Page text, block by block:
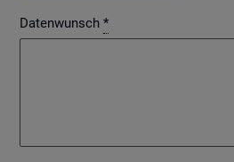
Datenwunsch *